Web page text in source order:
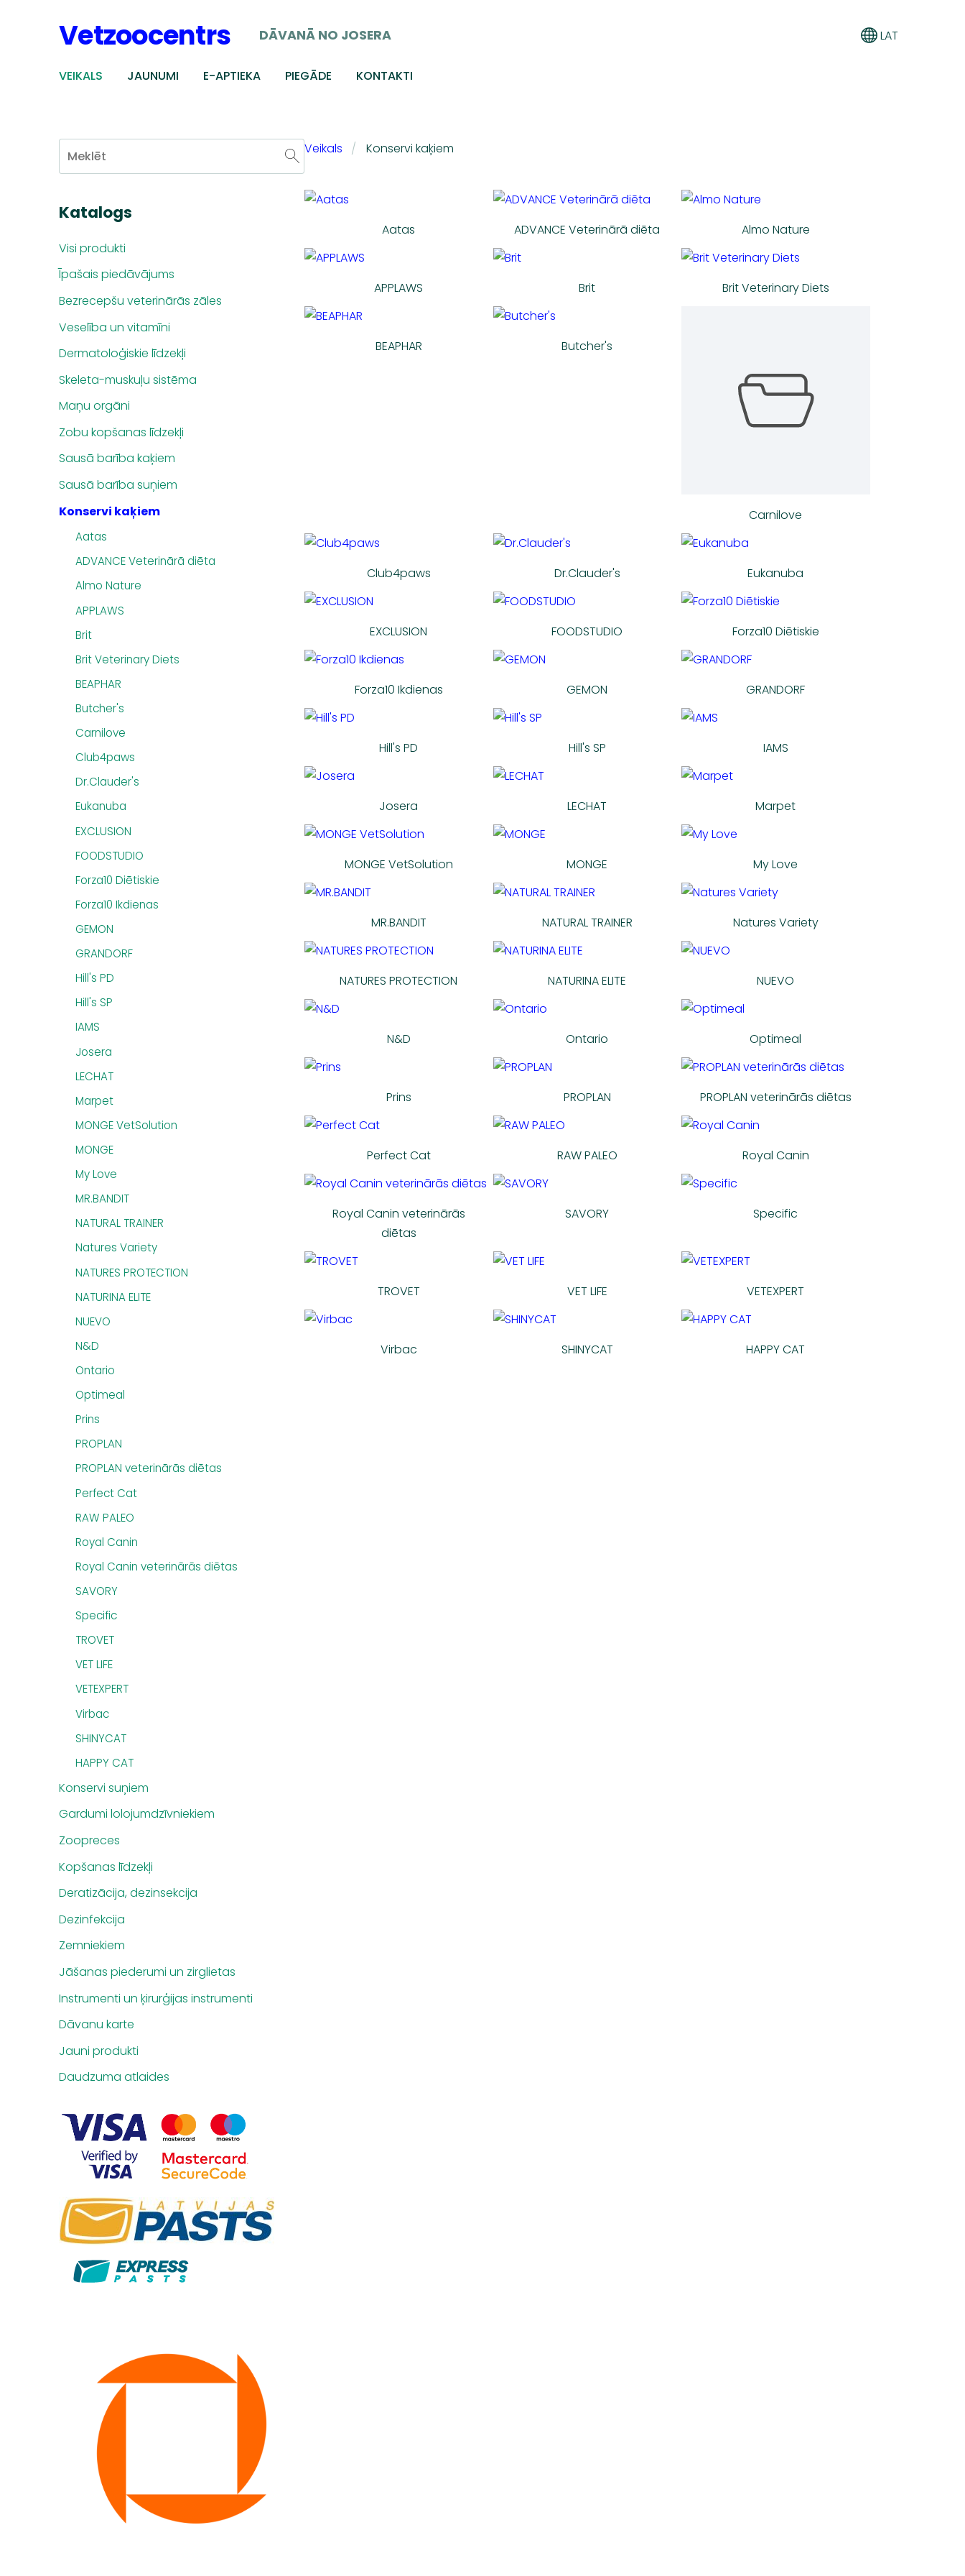
Vetzoocentrs DĀVANĀ NO JOSERA
VEIKALS JAUNUMI E-APTIEKA PIEGĀDE KONTAKTI
LAT
Katalogs
Visi produkti
Īpašais piedāvājums
Bezrecepšu veterinārās zāles
Veselība un vitamīni
Dermatoloģiskie līdzekļi
Skeleta-muskuļu sistēma
Maņu orgāni
Zobu kopšanas līdzekļi
Sausā barība kaķiem
Sausā barība suņiem
Konservi kaķiem
Aatas
ADVANCE Veterinārā diēta
Almo Nature
APPLAWS
Brit
Brit Veterinary Diets
BEAPHAR
Butcher's
Carnilove
Club4paws
Dr.Clauder's
Eukanuba
EXCLUSION
FOODSTUDIO
Forza10 Diētiskie
Forza10 Ikdienas
GEMON
GRANDORF
Hill's PD
Hill's SP
IAMS
Josera
LECHAT
Marpet
MONGE VetSolution
MONGE
My Love
MR.BANDIT
NATURAL TRAINER
Natures Variety
NATURES PROTECTION
NATURINA ELITE
NUEVO
N&D
Ontario
Optimeal
Prins
PROPLAN
PROPLAN veterinārās diētas
Perfect Cat
RAW PALEO
Royal Canin
Royal Canin veterinārās diētas
SAVORY
Specific
TROVET
VET LIFE
VETEXPERT
Virbac
SHINYCAT
HAPPY CAT
Konservi suņiem
Gardumi lolojumdzīvniekiem
Zoopreces
Kopšanas līdzekļi
Deratizācija, dezinsekcija
Dezinfekcija
Zemniekiem
Jāšanas piederumi un zirglietas
Instrumenti un ķirurģijas instrumenti
Dāvanu karte
Jauni produkti
Daudzuma atlaides
Veikals Konservi kaķiem
Aatas ADVANCE Veterinārā diēta Almo Nature
APPLAWS Brit Brit Veterinary Diets
BEAPHAR Butcher's
Carnilove
Club4paws Dr.Clauder's Eukanuba
EXCLUSION FOODSTUDIO Forza10 Diētiskie
Forza10 Ikdienas GEMON GRANDORF
Hill's PD Hill's SP IAMS
Josera LECHAT Marpet
MONGE VetSolution MONGE My Love
MR.BANDIT NATURAL TRAINER Natures Variety
NATURES PROTECTION NATURINA ELITE NUEVO
N&D Ontario Optimeal
Prins PROPLAN PROPLAN veterinārās diētas
Perfect Cat RAW PALEO Royal Canin
Royal Canin veterinārās
diētas
SAVORY Specific
TROVET VET LIFE VETEXPERT
Virbac SHINYCAT HAPPY CAT